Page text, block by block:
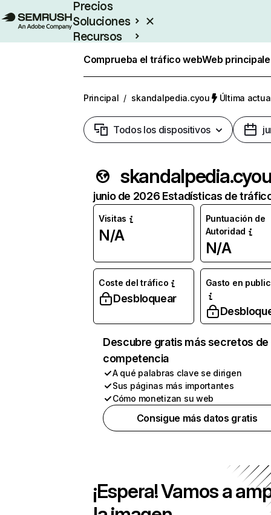
Precios
Soluciones
Recursos
Comprueba el tráfico webWeb
Principal / skandalpedia.cyou Última
Todos los dispositivos
junio de 2026 Estadísticas de
Visitas
N/A
Puntuación de
Autoridad
N/A
Coste del tráfico
Desbloquear
Gasto en
Descubre gratis más secretos de
competencia
A qué palabras clave se dirigen
Sus páginas más importantes
Cómo monetizan su web
Consigue más datos gratis
¡Espera! Vamos a